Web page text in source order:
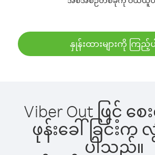
နှုန်းထားများကို ကြည့်ပ
Viber Out ဖြင့် စ
ဖုန်းခေါ်ခြင်း
ပါသည်။